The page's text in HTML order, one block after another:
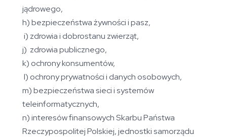
jądrowego,
h) bezpieczeństwa żywności i pasz,
i) zdrowia i dobrostanu zwierząt,
j) zdrowia publicznego,
k) ochrony konsumentów,
l) ochrony prywatności i danych osobowych,
m) bezpieczeństwa sieci i systemów
teleinformatycznych,
n) interesów finansowych Skarbu Państwa
Rzeczypospolitej Polskiej, jednostki samorządu